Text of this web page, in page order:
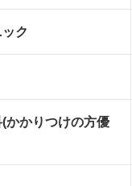
ク
かかりつけの方優